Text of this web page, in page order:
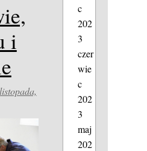
i
c
202
3
czer
wie
c
202
3
maj
202